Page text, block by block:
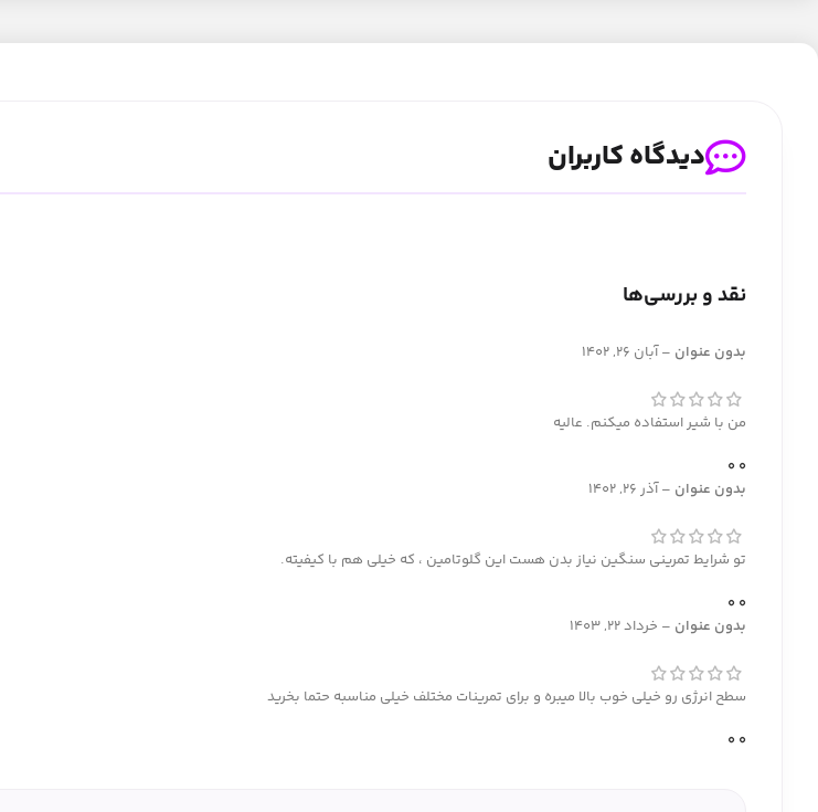
دیدگاه کاربران
نقد و بررسی‌ها
بدون عنوان – آبان 26, 1402
من با شیر استفاده میکنم. عالیه
0
0
بدون عنوان – آذر 26, 1402
تو شرایط تمرینی سنگین نیاز بدن هست این گلوتامین ، که خیلی هم با کیفیته.
0
0
بدون عنوان – خرداد 22, 1403
سطح انرژی رو خیلی خوب بالا میبره و برای تمرینات مختلف خیلی مناسبه حتما بخرید
0
0